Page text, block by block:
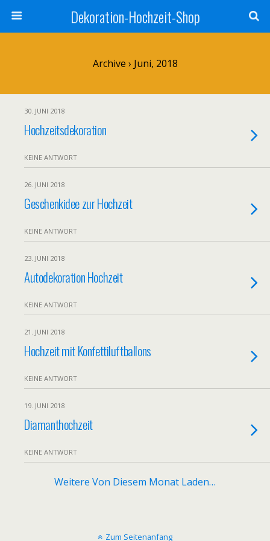
Dekoration-Hochzeit-Shop
Archive › Juni, 2018
30. JUNI 2018
Hochzeitsdekoration
KEINE ANTWORT
26. JUNI 2018
Geschenkidee zur Hochzeit
KEINE ANTWORT
23. JUNI 2018
Autodekoration Hochzeit
KEINE ANTWORT
21. JUNI 2018
Hochzeit mit Konfettiluftballons
KEINE ANTWORT
19. JUNI 2018
Diamanthochzeit
KEINE ANTWORT
Weitere Von Diesem Monat Laden…
Zum Seitenanfang